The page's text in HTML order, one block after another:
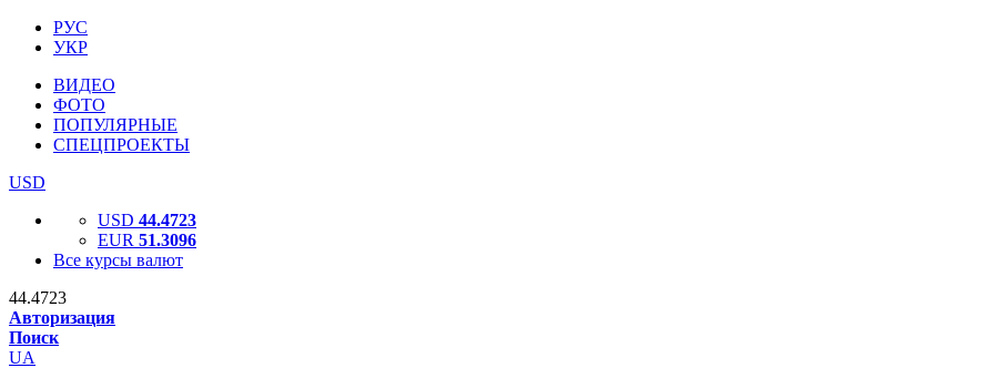
РУС
УКР
ВИДЕО
ФОТО
ПОПУЛЯРНЫЕ
СПЕЦПРОЕКТЫ
USD
USD 44.4723
EUR 51.3096
Все курсы валют
44.4723
Авторизация
Поиск
UA